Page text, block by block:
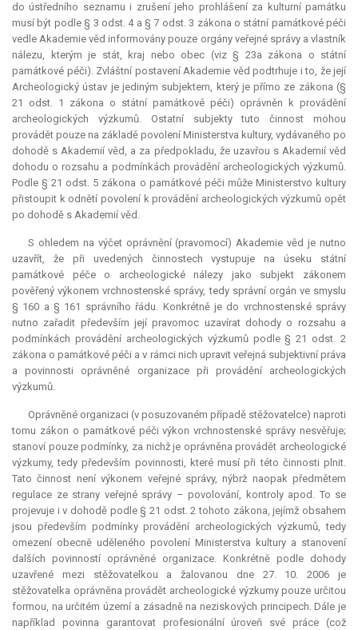
do ústředního seznamu i zrušení jeho prohlášení za kulturní památku
musí být podle § 3 odst. 4 a § 7 odst. 3 zákona o státní památkové péči
vedle Akademie věd informovány pouze orgány veřejné správy a vlastník
nálezu, kterým je stát, kraj nebo obec (viz § 23a zákona o státní
památkové péči). Zvláštní postavení Akademie věd podtrhuje i to, že její
Archeologický ústav je jediným subjektem, který je přímo ze zákona (§
21 odst. 1 zákona o státní památkové péči) oprávněn k provádění
archeologických výzkumů. Ostatní subjekty tuto činnost mohou
provádět pouze na základě povolení Ministerstva kultury, vydávaného po
dohodě s Akademií věd, a za předpokladu, že uzavřou s Akademií věd
dohodu o rozsahu a podmínkách provádění archeologických výzkumů.
Podle § 21 odst. 5 zákona o památkové péči může Ministerstvo kultury
přistoupit k odnětí povolení k provádění archeologických výzkumů opět
po dohodě s Akademií věd.
S ohledem na výčet oprávnění (pravomocí) Akademie věd je nutno
uzavřít, že při uvedených činnostech vystupuje na úseku státní
památkové péče o archeologické nálezy jako subjekt zákonem
pověřený výkonem vrchnostenské správy, tedy správní orgán ve smyslu
§ 160 a § 161 správního řádu. Konkrétně je do vrchnostenské správy
nutno zařadit především její pravomoc uzavírat dohody o rozsahu a
podmínkách provádění archeologických výzkumů podle § 21 odst. 2
zákona o památkové péči a v rámci nich upravit veřejná subjektivní práva
a povinnosti oprávněné organizace při provádění archeologických
výzkumů.
Oprávněné organizaci (v posuzovaném případě stěžovatelce) naproti
tomu zákon o památkové péči výkon vrchnostenské správy nesvěřuje;
stanoví pouze podmínky, za nichž je oprávněna provádět archeologické
výzkumy, tedy především povinnosti, které musí při této činnosti plnit.
Tato činnost není výkonem veřejné správy, nýbrž naopak předmětem
regulace ze strany veřejné správy – povolování, kontroly apod. To se
projevuje i v dohodě podle § 21 odst. 2 tohoto zákona, jejímž obsahem
jsou především podmínky provádění archeologických výzkumů, tedy
omezení obecně uděleného povolení Ministerstva kultury a stanovení
dalších povinností oprávněné organizace. Konkrétně podle dohody
uzavřené mezi stěžovatelkou a žalovanou dne 27. 10. 2006 je
stěžovatelka oprávněna provádět archeologické výzkumy pouze určitou
formou, na určitém území a zásadně na neziskových principech. Dále je
například povinna garantovat profesionální úroveň své práce (což